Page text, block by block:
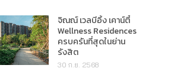
จิณณ์ เวลบีอิ้ง เคาน์ตี้
Wellness Residences
ครบครันที่สุดในย่าน
รังสิต
30 ก.ย. 2568